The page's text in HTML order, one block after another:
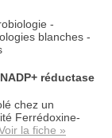
-
blanches -
réductase
chez un
Ferrédoxine-
la fiche »